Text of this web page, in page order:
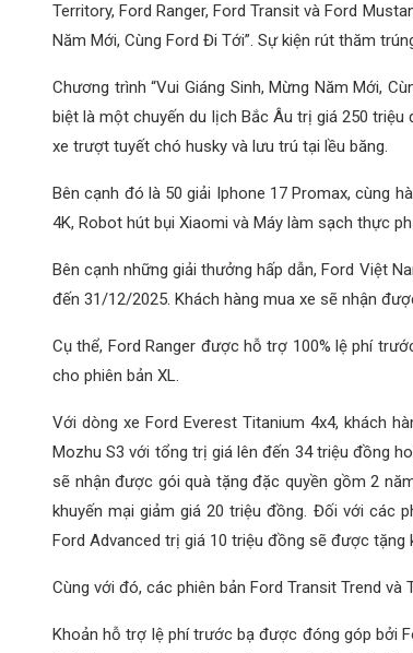
Territory, Ford Ranger, Ford Transit và Ford
Năm Mới, Cùng Ford Đi Tới”. Sự kiện rút thăm
Chương trình “Vui Giáng Sinh, Mừng Năm Mới,
biệt là một chuyến du lịch Bắc Âu trị giá 250 triệu
xe trượt tuyết chó husky và lưu trú tại lều băng.
Bên cạnh đó là 50 giải Iphone 17 Promax, cùng
4K, Robot hút bụi Xiaomi và Máy làm sạch thực
Bên cạnh những giải thưởng hấp dẫn, Ford Việt
đến 31/12/2025. Khách hàng mua xe sẽ nhận
Cụ thể, Ford Ranger được hỗ trợ 100% lệ phí
cho phiên bản XL.
Với dòng xe Ford Everest Titanium 4x4, khách
Mozhu S3 với tổng trị giá lên đến 34 triệu đồng
sẽ nhận được gói quà tặng đặc quyền gồm 2
khuyến mại giảm giá 20 triệu đồng. Đối với các
Ford Advanced trị giá 10 triệu đồng sẽ được tặng
Cùng với đó, các phiên bản Ford Transit Trend
Khoản hỗ trợ lệ phí trước bạ được đóng góp bởi